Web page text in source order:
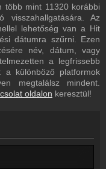
több mint 11320 korábbi
Az
lehetőség van a Hit
dátumra szűrni. Ezen
név, dátum, vagy
a legfrissebb
különböző platformok
megtalálsz mindent.
oldalon keresztül!